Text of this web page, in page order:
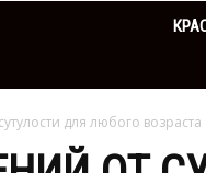
для любого возраста